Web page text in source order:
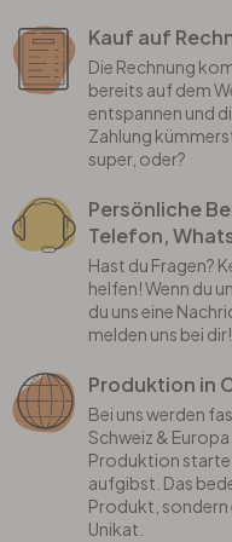
Kauf auf
Die Rechnung
bereits auf dem
entspannen und
Zahlung
super, oder?
Persönliche
Telefon,
Hast du Fragen?
helfen! Wenn du
du uns eine
melden uns bei dir!
Produktion in
Bei uns werden
Schweiz &
Produktion
aufgibst. Das
Produkt, sondern
Unikat.